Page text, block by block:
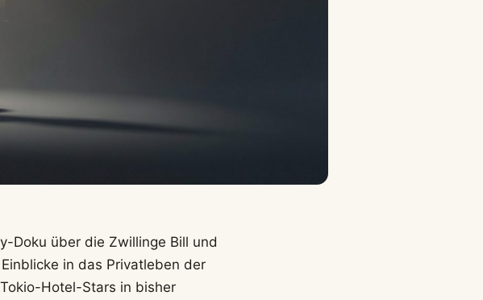
Doku über die Zwillinge Bill und
in das Privatleben der
Hotel-Stars in bisher